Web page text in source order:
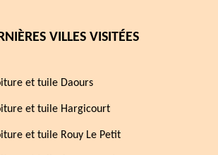
VILLES VISITÉES
et tuile Daours
et tuile Hargicourt
et tuile Rouy Le Petit